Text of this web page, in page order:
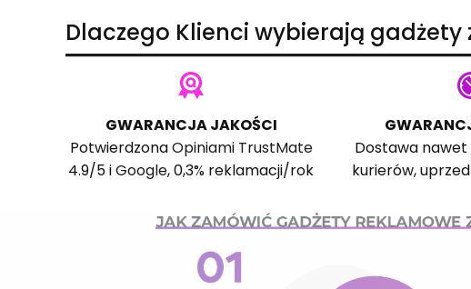
Dlaczego Klienci wybierają
GWARANCJA JAKOŚCI
PotwierdzonaOpiniami TrustMate
4.9/5 iGoogle, 0,3% reklamacji/rok
Dostawa nawet
kurierów,